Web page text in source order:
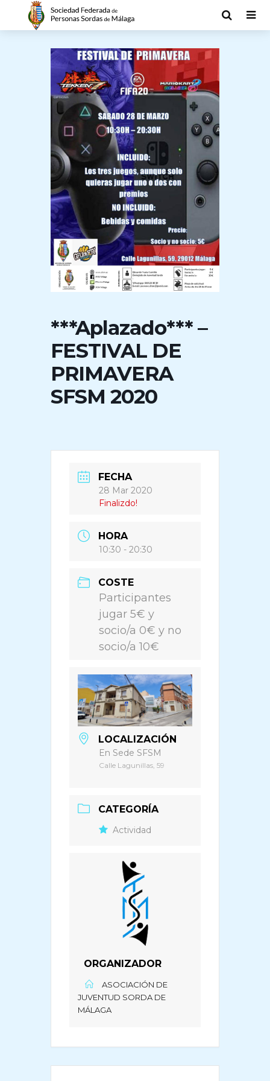
***Aplazado*** –
FESTIVAL DE
PRIMAVERA
SFSM 2020
FECHA
28 Mar 2020
Finalizdo!
HORA
10:30 - 20:30
COSTE
Participantes
jugar 5€ y
socio/a 0€ y no
socio/a 10€
LOCALIZACIÓN
En Sede SFSM
Calle Lagunillas, 59
CATEGORÍA
Actividad
ORGANIZADOR
ASOCIACIÓN DE
JUVENTUD SORDA DE
MÁLAGA